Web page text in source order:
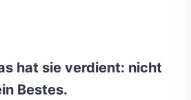
hat sie verdient: nicht
Bestes.